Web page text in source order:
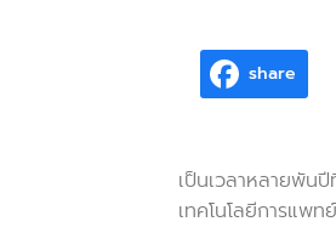
share
เป็นเวลาหลายพัน
เทคโนโลยีการแพท